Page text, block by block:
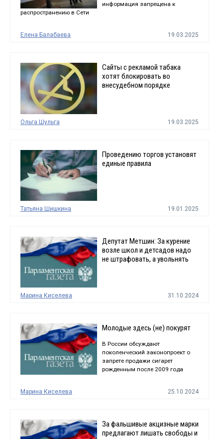
информация запрещена к
распространению в Сети
Елена Балабаева 19.03.2025
Сайты с рекламой табака
хотят блокировать во
внесудебном порядке
Ольга Шульга 19.03.2025
Проведению торгов установят
единые правила
Татьяна Шишкина 19.01.2025
Депутат Метшин: За курение
возле школ и детсадов надо
не штрафовать, а увольнять
Марина Киселева 31.10.2024
Молодые здесь (не) покурят
В России обсуждают
поколенческий законопроект о
запрете продажи сигарет
рожденным после 2009 года
Марина Киселева 25.10.2024
За фальшивые акцизные марки
предлагают лишать свободы и